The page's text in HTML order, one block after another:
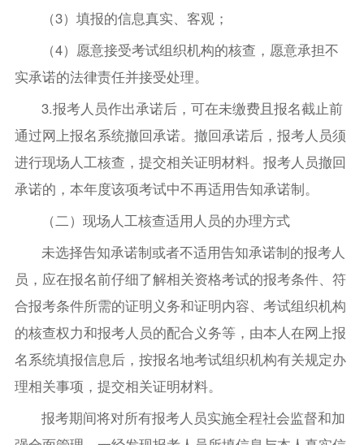
（3）填报的信息真实、客观；
（4）愿意接受考试组织机构的核查，愿意承担不
实承诺的法律责任并接受处理。
3.报考人员作出承诺后，可在未缴费且报名截止前
通过网上报名系统撤回承诺。撤回承诺后，报考人员须
进行现场人工核查，提交相关证明材料。报考人员撤回
承诺的，本年度该项考试中不再适用告知承诺制。
（二）现场人工核查适用人员的办理方式
未选择告知承诺制或者不适用告知承诺制的报考人
员，应在报名前仔细了解相关资格考试的报考条件、符
合报考条件所需的证明义务和证明内容、考试组织机构
的核查权力和报考人员的配合义务等，由本人在网上报
名系统填报信息后，按报名地考试组织机构有关规定办
理相关事项，提交相关证明材料。
报考期间将对所有报考人员实施全程社会监督和加